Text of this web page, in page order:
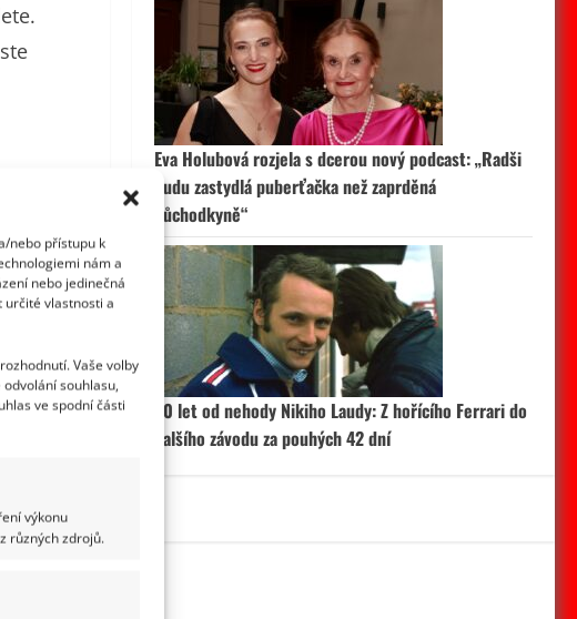
nebo přístupu k
nám a
nebo jedinečná
určité vlastnosti a
Vaše volby
souhlasu,
ve spodní části
výkonu
různých zdrojů.
v
Eva Holubová rozjela s dcerou nový podcast: „Radši
budu zastydlá puberťačka než zaprděná
důchodkyně“
50 let od nehody Nikiho Laudy: Z hořícího Ferrari do
dalšího závodu za pouhých 42 dní